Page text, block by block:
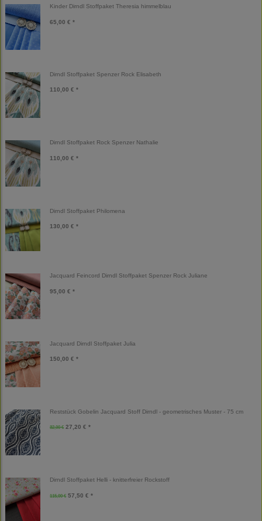
Kinder Dirndl Stoffpaket Theresia himmelblau
65,00 € *
Dirndl Stoffpaket Spenzer Rock Elisabeth
110,00 € *
Dirndl Stoffpaket Rock Spenzer Nathalie
110,00 € *
Dirndl Stoffpaket Philomena
130,00 € *
Jacquard Feincord Dirndl Stoffpaket Spenzer Rock Juliane
95,00 € *
Jacquard Dirndl Stoffpaket Julia
150,00 € *
Reststück Gobelin Jacquard Stoff Dirndl - geometrisches Muster - 75 cm
32,00 € 27,20 € *
Dirndl Stoffpaket Helli - knitterfreier Rockstoff
115,00 € 57,50 € *